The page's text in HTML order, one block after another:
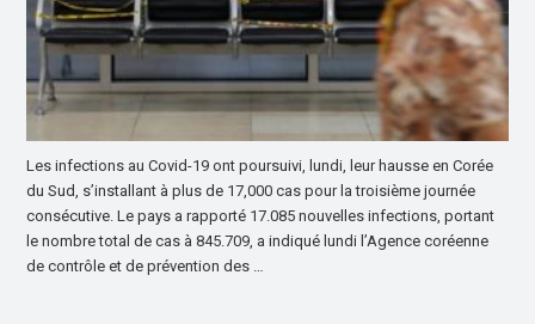
Les infections au Covid-19 ont poursuivi, lundi, leur hausse en Corée
du Sud, s’installant à plus de 17,000 cas pour la troisième journée
consécutive. Le pays a rapporté 17.085 nouvelles infections, portant
le nombre total de cas à 845.709, a indiqué lundi l’Agence coréenne
de contrôle et de prévention des …